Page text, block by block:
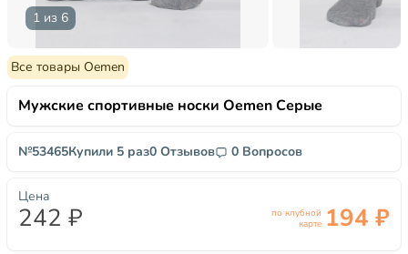
1 из 6
Все товары Oemen
Мужские спортивные носки Oemen Серые
№53465Купили 5 раз0 Отзывов 0 Вопросов
Цена
242 ₽
по клубной
карте 194 ₽